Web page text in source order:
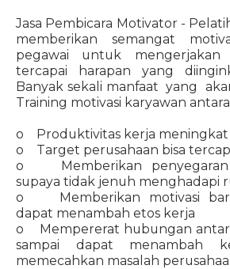
Jasa Pembicara Motivator -
memberikan semangat
pegawai untuk mengerjakan
tercapai harapan yang
Banyak sekali manfaat yang
Training motivasi karyawan
o Produktivitas kerja meningkat
o Target perusahaan bisa
o Memberikan penyegaran
supaya tidak jenuh menghadapi
o Memberikan motivasi baru
dapat menambah etos kerja
o Mempererat hubungan antar
sampai dapat menambah
memecahkan masalah